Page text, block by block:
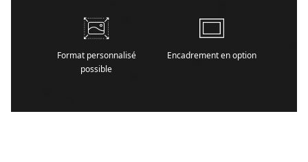
Format personnalisé
possible
Encadrement en option